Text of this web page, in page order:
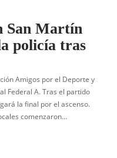
San Martín
policía tras
Amigos por el Deporte y
Federal A. Tras el partido
la final por el ascenso.
comenzaron…